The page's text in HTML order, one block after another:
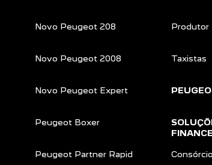
Novo Peugeot 208
Novo Peugeot 2008
Novo Peugeot Expert
Peugeot Boxer
Peugeot Partner Rapid
Produtor
Taxistas
Consórcio